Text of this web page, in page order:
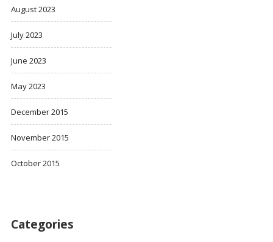
August 2023
July 2023
June 2023
May 2023
December 2015
November 2015
October 2015
Categories